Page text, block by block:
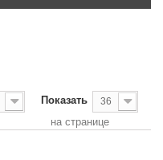
Показать 36
на странице